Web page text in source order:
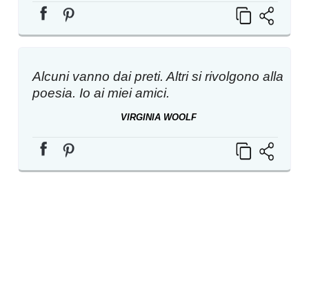
Alcuni vanno dai preti. Altri si rivolgono alla
poesia. Io ai miei amici.
VIRGINIA WOOLF